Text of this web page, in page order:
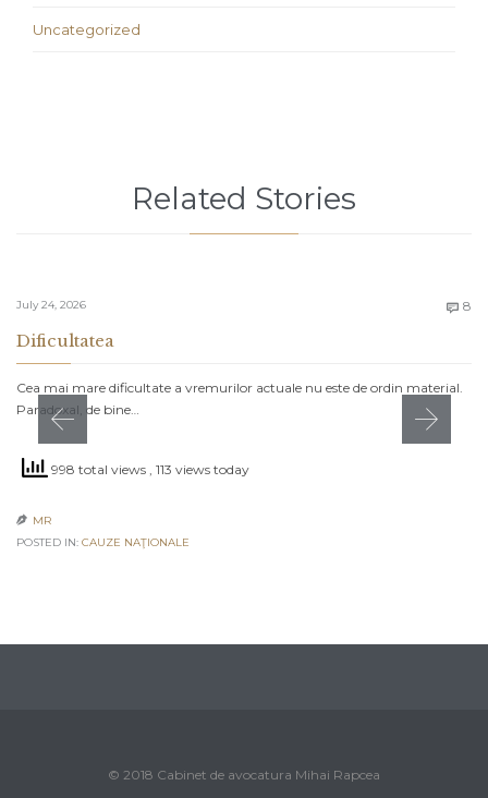
Uncategorized
Related Stories
July 24, 2026  8
Dificultatea
Cea mai mare dificultate a vremurilor actuale nu este de ordin material.
Paradoxal, de bine…
998 total views , 113 views today
 MR
POSTED IN: CAUZE NAŢIONALE
© 2018 Cabinet de avocatura Mihai Rapcea